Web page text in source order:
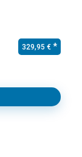
329,95 €